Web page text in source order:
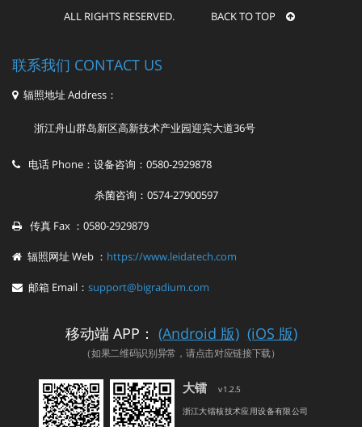
ALL RIGHTS RESERVED. BACK TO TOP
联系我们 CONTACT US
辐照地址 Address：
浙江舟山群岛新区高新技术产业园迎宾大道36号
电话 Phone：设备咨询：0580-2929878
杀菌咨询：0574-27900597
传真 Fax ：0580-2929879
辐照网址 Web ： https://www.leidatech.com
邮箱 Email： support@bigradium.com
移动端 APP： (Android 版) (iOS 版)
（如果二维码识别异常，请点击对应链接下载）
大镭 v1.2.5
浙江大镭核技术应用设备有限公司